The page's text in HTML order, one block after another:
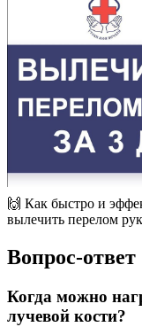
🙌 Как быстро и
вылечить перелом
Вопрос-ответ
Когда можно
лучевой кости?